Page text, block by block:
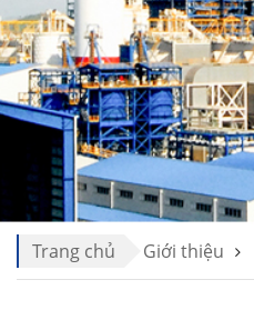
Trang chủ Giới thiệu